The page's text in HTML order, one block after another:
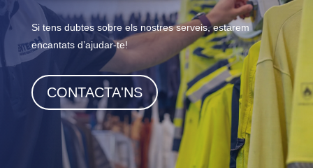
Si tens dubtes sobre els nostres serveis, estarem
encantats d’ajudar-te!
CONTACTA'NS